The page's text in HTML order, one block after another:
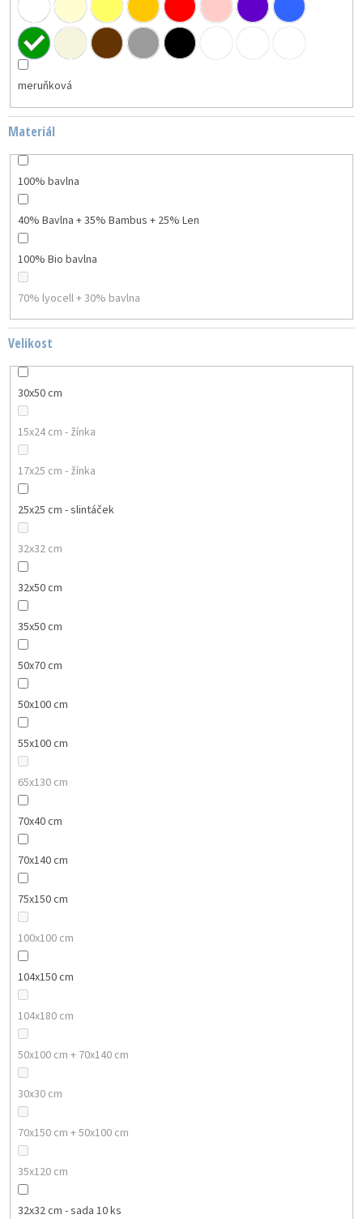
meruňková
Materiál
100% bavlna
40% Bavlna + 35% Bambus + 25% Len
100% Bio bavlna
70% lyocell + 30% bavlna
Velikost
30x50 cm
15x24 cm - žínka
17x25 cm - žínka
25x25 cm - slintáček
32x32 cm
32x50 cm
35x50 cm
50x70 cm
50x100 cm
55x100 cm
65x130 cm
70x40 cm
70x140 cm
75x150 cm
100x100 cm
104x150 cm
104x180 cm
50x100 cm + 70x140 cm
30x30 cm
70x150 cm + 50x100 cm
35x120 cm
32x32 cm - sada 10 ks